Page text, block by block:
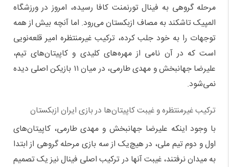
مرحله گروهی به فینال تورنمنت کافا رسیده، امروز در ورزشگاه
المپیک تاشکند به مصاف ازبکستان می‌رود. اما آنچه بیش از همه
توجهات را به خود جلب کرده، ترکیب غیرمنتظره امیر قلعه‌نویی
است که در آن نامی از مهره‌های کلیدی و کاپیتان‌های تیم،
علیرضا جهانبخش و مهدی طارمی، در میان ۱۱ بازیکن اصلی دیده
نمی‌شود.
ترکیب غیرمنتظره و غیبت کاپیتان‌ها در بازی ایران ازبکستان
با وجود اینکه علیرضا جهانبخش و مهدی طارمی، کاپیتان‌های
اول و دوم تیم ملی، در هیچ‌یک از سه بازی مرحله گروهی از ابتدا
به میدان نرفتند، غیبت آنها در ترکیب اصلی فینال نیز یک تصمیم